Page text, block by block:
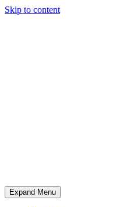
Skip to content
Expand Menu